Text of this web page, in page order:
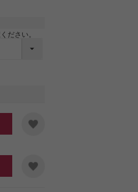
ださい。